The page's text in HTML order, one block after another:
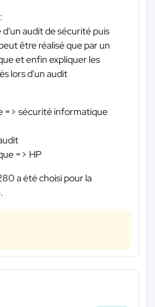
audit de sécurité puis
être réalisé que par un
et enfin expliquer les
lors d'un audit
=> sécurité informatique
=> HP
a été choisi pour la